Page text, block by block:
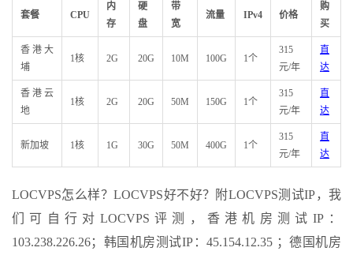
套餐 CPU
内
存
硬
盘
带
宽
流量 IPv4 价格
购
买
香港大
埔
1核 2G 20G 10M 100G 1个
315
元/年
直
达
香港云
地
1核 2G 20G 50M 150G 1个
315
元/年
直
达
新加坡 1核 1G 30G 50M 400G 1个
315
元/年
直
达
LOCVPS怎么样？LOCVPS好不好？附LOCVPS测试IP，我
们可自行对LOCVPS评测，香港机房测试IP：
103.238.226.26；韩国机房测试IP：45.154.12.35 ；德国机房